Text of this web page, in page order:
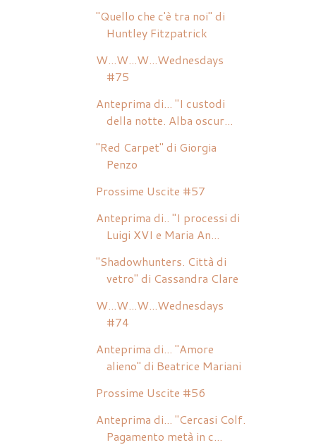
"Quello che c'è tra noi" di
Huntley Fitzpatrick
W...W...W...Wednesdays
#75
Anteprima di... "I custodi
della notte. Alba oscur...
"Red Carpet" di Giorgia
Penzo
Prossime Uscite #57
Anteprima di.. "I processi di
Luigi XVI e Maria An...
"Shadowhunters. Città di
vetro" di Cassandra Clare
W...W...W...Wednesdays
#74
Anteprima di... "Amore
alieno" di Beatrice Mariani
Prossime Uscite #56
Anteprima di... "Cercasi Colf.
Pagamento metà in c...